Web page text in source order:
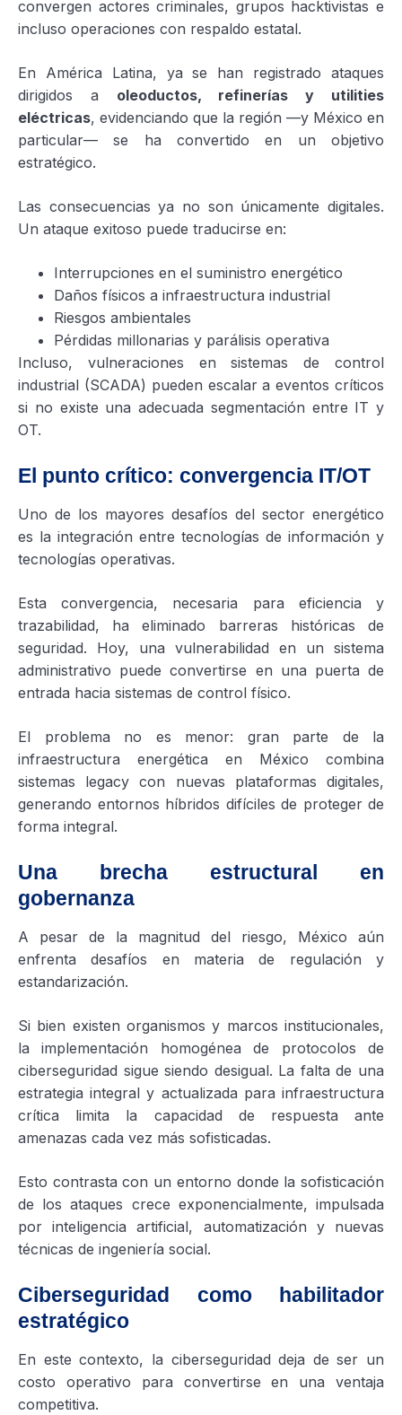
convergen actores criminales, grupos hacktivistas e
incluso operaciones con respaldo estatal.
En América Latina, ya se han registrado ataques
dirigidos a oleoductos, refinerías y utilities
eléctricas, evidenciando que la región —y México en
particular— se ha convertido en un objetivo
estratégico.
Las consecuencias ya no son únicamente digitales.
Un ataque exitoso puede traducirse en:
Interrupciones en el suministro energético
Daños físicos a infraestructura industrial
Riesgos ambientales
Pérdidas millonarias y parálisis operativa
Incluso, vulneraciones en sistemas de control
industrial (SCADA) pueden escalar a eventos críticos
si no existe una adecuada segmentación entre IT y
OT.
El punto crítico: convergencia IT/OT
Uno de los mayores desafíos del sector energético
es la integración entre tecnologías de información y
tecnologías operativas.
Esta convergencia, necesaria para eficiencia y
trazabilidad, ha eliminado barreras históricas de
seguridad. Hoy, una vulnerabilidad en un sistema
administrativo puede convertirse en una puerta de
entrada hacia sistemas de control físico.
El problema no es menor: gran parte de la
infraestructura energética en México combina
sistemas legacy con nuevas plataformas digitales,
generando entornos híbridos difíciles de proteger de
forma integral.
Una brecha estructural en
gobernanza
A pesar de la magnitud del riesgo, México aún
enfrenta desafíos en materia de regulación y
estandarización.
Si bien existen organismos y marcos institucionales,
la implementación homogénea de protocolos de
ciberseguridad sigue siendo desigual. La falta de una
estrategia integral y actualizada para infraestructura
crítica limita la capacidad de respuesta ante
amenazas cada vez más sofisticadas.
Esto contrasta con un entorno donde la sofisticación
de los ataques crece exponencialmente, impulsada
por inteligencia artificial, automatización y nuevas
técnicas de ingeniería social.
Ciberseguridad como habilitador
estratégico
En este contexto, la ciberseguridad deja de ser un
costo operativo para convertirse en una ventaja
competitiva.